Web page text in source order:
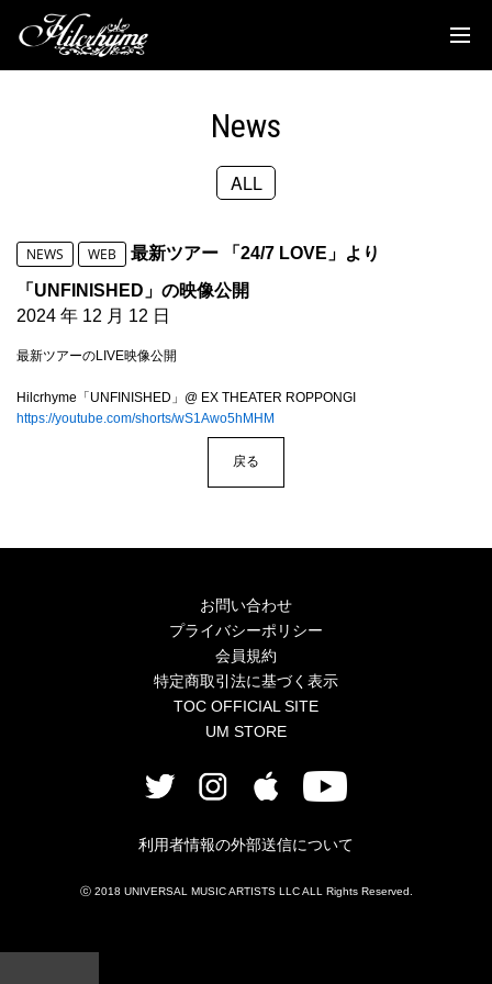
Discography
Biography
Fanclub
TOC'S Place
Mobile
Contact us
Sign In
News
ALL
NEWS WEB
最新ツアー 「24/7 LOVE」より
「UNFINISHED」の映像公開
2024 年 12 月 12 日
最新ツアーのLIVE映像公開
Hilcrhyme「UNFINISHED」@ EX THEATER ROPPONGI
https://youtube.com/shorts/wS1Awo5hMHM
戻る
お問い合わせ
プライバシーポリシー
会員規約
特定商取引法に基づく表示
TOC OFFICIAL SITE
UM STORE
利用者情報の外部送信について
ⓒ 2018 UNIVERSAL MUSIC ARTISTS LLC ALL Rights Reserved.